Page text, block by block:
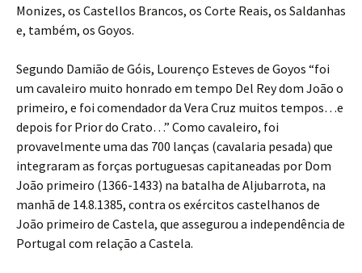
Monizes, os Castellos Brancos, os Corte Reais, os Saldanhas
e, também, os Goyos.
Segundo Damião de Góis, Lourenço Esteves de Goyos “foi
um cavaleiro muito honrado em tempo Del Rey dom João o
primeiro, e foi comendador da Vera Cruz muitos tempos…e
depois for Prior do Crato…” Como cavaleiro, foi
provavelmente uma das 700 lanças (cavalaria pesada) que
integraram as forças portuguesas capitaneadas por Dom
João primeiro (1366-1433) na batalha de Aljubarrota, na
manhã de 14.8.1385, contra os exércitos castelhanos de
João primeiro de Castela, que assegurou a independência de
Portugal com relação a Castela.